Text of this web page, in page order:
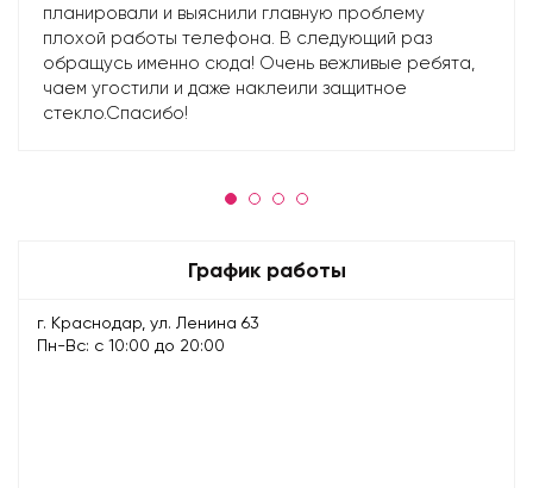
планировали и выяснили главную проблему
плохой работы телефона. В следующий раз
обращусь именно сюда! Очень вежливые ребята,
чаем угостили и даже наклеили защитное
стекло.Спасибо!
График работы
г. Краснодар, ул. Ленина 63
Пн-Вс: с 10:00 до 20:00